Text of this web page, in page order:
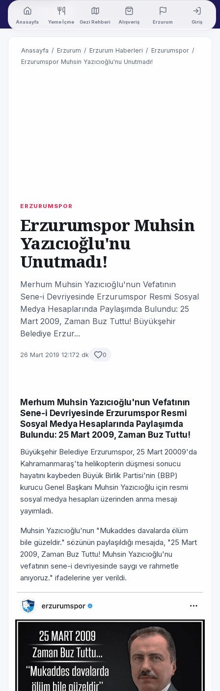
Anasayfa Yeme İçme Gezi Rehberi Alışveriş Erzurum Giriş
Anasayfa / Erzurum / Erzurum Haberleri / Erzurumspor /
Erzurumspor Muhsin Yazıcıoğlu'nu Unutmadı!
ERZURUMSPOR
Erzurumspor Muhsin
Yazıcıoğlu'nu
Unutmadı!
Merhum Muhsin Yazıcıoğlu'nun Vefatının
Sene-i Devriyesinde Erzurumspor Resmi Sosyal
Medya Hesaplarında Paylaşımda Bulundu: 25
Mart 2009, Zaman Buz Tuttu! Büyükşehir
Belediye Erzur...
26 Mart 2019 12:172 dk 0
Merhum Muhsin Yazıcıoğlu'nun Vefatının
Sene-i Devriyesinde Erzurumspor Resmi
Sosyal Medya Hesaplarında Paylaşımda
Bulundu: 25 Mart 2009, Zaman Buz Tuttu!
Büyükşehir Belediye Erzurumspor, 25 Mart 20009'da
Kahramanmaraş'ta helikopterin düşmesi sonucu
hayatını kaybeden Büyük Birlik Partisi'nin (BBP)
kurucu Genel Başkanı Muhsin Yazıcıoğlu için resmi
sosyal medya hesapları üzerinden anma mesajı
yayımladı.
Muhsin Yazıcıoğlu'nun "Mukaddes davalarda ölüm
bile güzeldir." sözünün paylaşıldığı mesajda, "25 Mart
2009, Zaman Buz Tuttu! Muhsin Yazıcıoğlu'nu
vefatının sene-i devriyesinde saygı ve rahmetle
anıyoruz." ifadelerine yer verildi.